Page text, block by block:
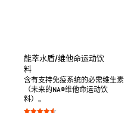
能萃水盾/维他命运动饮
料
含有支持免疫系统的必需维生素
（未来的NA®维他命运动饮
料）。